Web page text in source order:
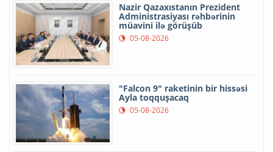
Nazir Qazaxıstanın Prezident
Administrasiyası rəhbərinin
müavini ilə görüşüb
05-08-2026
"Falcon 9" raketinin bir hissəsi
Ayla toqquşacaq
05-08-2026